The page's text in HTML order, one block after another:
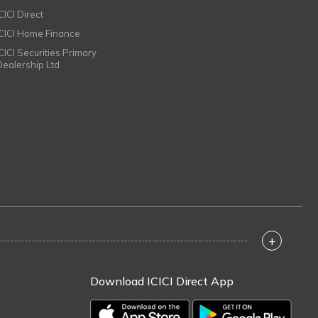
Direct
Home Finance
Securities Primary
Ltd
+
Download ICICI Direct App